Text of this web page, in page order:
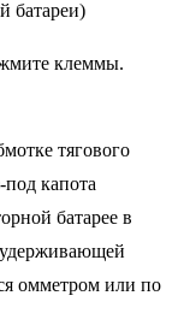
батареи)
клеммы.
тягового
под капота
батарее в
омметром или по